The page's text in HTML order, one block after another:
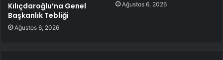
Kılıçdaroğlu’na Genel
Başkanlık Tebliği
Ağustos 6, 2026
Ağustos 6, 2026